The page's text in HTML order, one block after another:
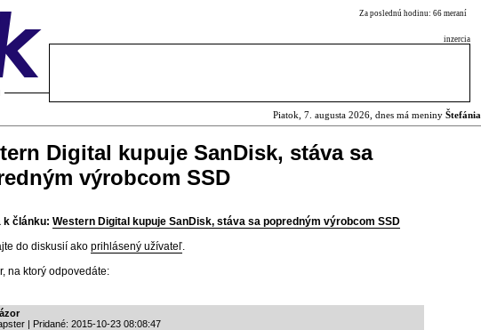
Za poslednú hodinu: 66 meraní
inzercia
Piatok, 7. augusta 2026, dnes má meniny Štefánia
Digital kupuje SanDisk, stáva sa
výrobcom SSD
k článku: Western Digital kupuje SanDisk, stáva sa popredným výrobcom SSD
do diskusií ako prihlásený užívateľ.
na ktorý odpovedáte:
| Pridané: 2015-10-23 08:08:47